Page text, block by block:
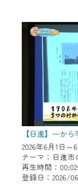
【日進】一か
2026年6月1日～
テーマ：日進市
再生時間：
登録日：2026/